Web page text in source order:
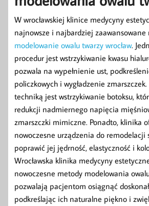
W wrocławskiej klinice medycyny
najnowsze i najbardziej zaawansowane
modelowanie owalu twarzy wrocław.
procedur jest wstrzykiwanie kwasu
pozwala na wypełnienie ust,
policzkowych i wygładzenie
techniką jest wstrzykiwanie botoksu,
redukcji nadmiernego napięcia
zmarszczki mimiczne. Ponadto, klinika
nowoczesne urządzenia do remodelacji
poprawić jej jędrność, elastyczność i
Wrocławska klinika medycyny
nowoczesne metody modelowania
pozwalają pacjentom osiągnąć
podkreślając ich naturalne piękno i